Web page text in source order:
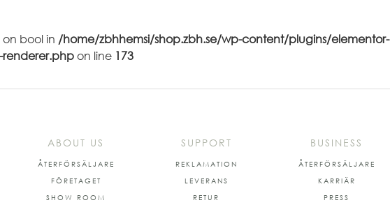
bool in /home/zbhhemsi/shop.zbh.se/wp-content/plugins/elementor-
on line 173
ABOUT US
ÅTERFÖRSÄLJARE
FÖRETAGET
SHOW ROOM
SUPPORT
REKLAMATION
LEVERANS
RETUR
BUSINESS
ÅTERFÖRSÄLJARE
KARRIÄR
PRESS